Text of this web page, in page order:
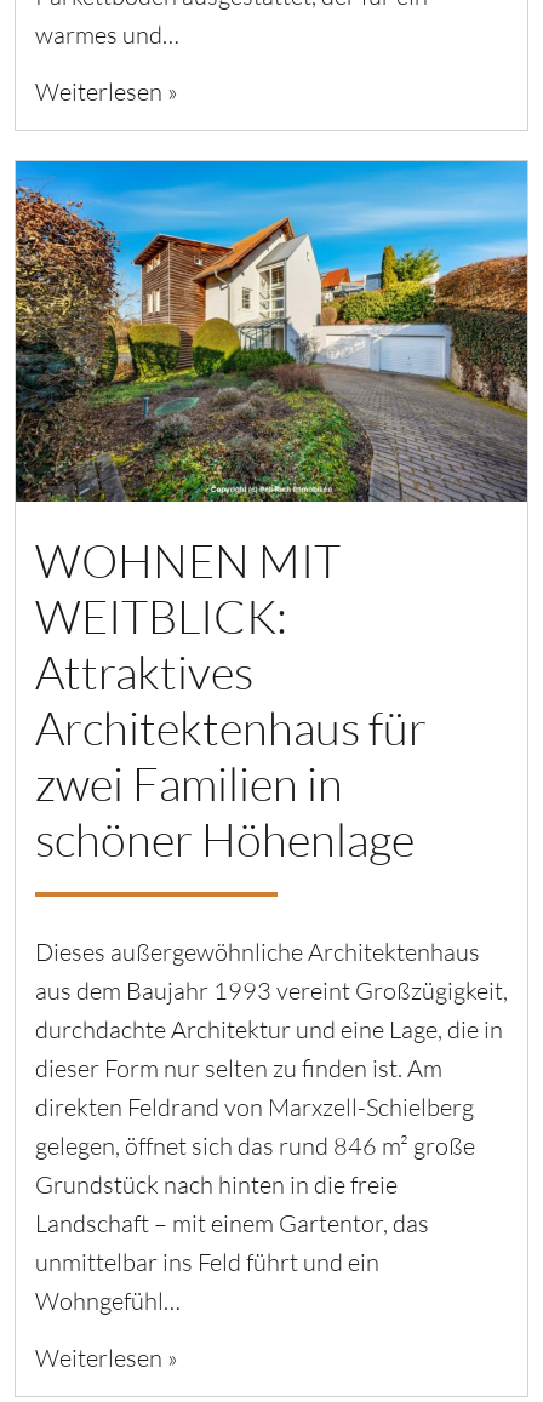
warmes und…
Weiterlesen »
WOHNEN MIT
WEITBLICK:
Attraktives
Architektenhaus für
zwei Familien in
schöner Höhenlage
Dieses außergewöhnliche Architektenhaus
aus dem Baujahr 1993 vereint Großzügigkeit,
durchdachte Architektur und eine Lage, die in
dieser Form nur selten zu finden ist. Am
direkten Feldrand von Marxzell-Schielberg
gelegen, öffnet sich das rund 846 m² große
Grundstück nach hinten in die freie
Landschaft – mit einem Gartentor, das
unmittelbar ins Feld führt und ein
Wohngefühl…
Weiterlesen »